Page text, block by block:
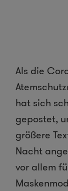
Als die
hat sich
gepostet,
größere
Nacht
vor allem